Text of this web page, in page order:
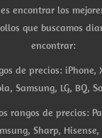
encontrar los
que buscamos
encontrar:
de precios:
Samsung, LG, BQ,
rangos de precios:
Sharp, Hisense,